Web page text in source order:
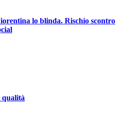
lo blinda. Rischio scontro
qualità